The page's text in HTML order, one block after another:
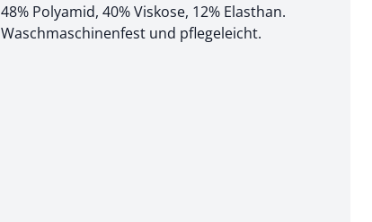
48% Polyamid, 40% Viskose, 12% Elasthan.
Waschmaschinenfest und pflegeleicht.